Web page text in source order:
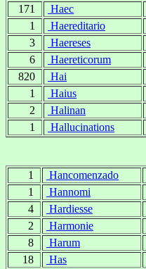
171
Haec
1
Haereditario
3
Haereses
6
Haereticorum
820
Hai
1
Haius
2
Halinan
1
Hallucinations
1 Hancomenzado
1
Hannomi
4
Hardiesse
2
Harmonie
8
Harum
18
Has